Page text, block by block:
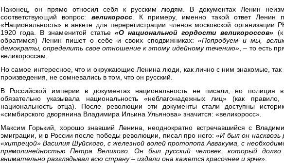
Наконец, он прямо относил себя к русским людям. В документах Ленин
соответствующий вопрос: великоросс. К примеру, именно такой ответ Ленин
«Национальность» в анкете для перерегистрации членов московской организации
1920 года. В знаменитой статье «О национальной гордости великороссов»
обратимся) Ленин пишет о себе и своих сподвижниках: «Попробуем и мы,
демократы, определить свое отношение к этому идейному течению» , – то есть
великороссам.
Но самое интересное, что и окружающие Ленина люди, как лично с ним знакомые, так
произведения, не сомневались в том, что он русский.
В Российской империи в документах национальность не писали, но полиция в
обязательно указывала национальность «неблагонадежных лиц» (как правило,
национальность отца). После революции эти документы стали доступны
«симбирского дворянина Владимира Ильина Ульянова» значится: «великоросс».
Максим Горький, хорошо знавший Ленина, неоднократно встречавшийся с
эмиграции, и в России после победы революции, писал про него: «И был он насквозь
«хитрецой» Василия Шуйского, с железной волей протопопа Аввакума, с
прямолинейностью Петра Великого. Он был русский человек, который долго
внимательно разглядывал всю страну – издали она кажется красочнее и ярче».